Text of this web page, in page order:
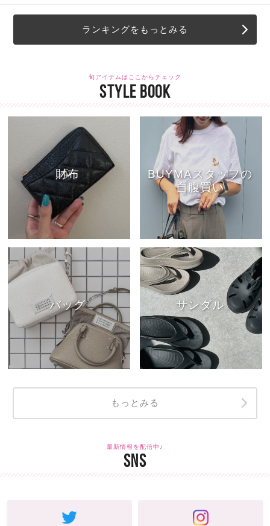
ランキングをもっとみる
旬アイテムはここからチェック
STYLE BOOK
財布
BUYMAスタッフの
自腹買い
バッグ サンダル
もっとみる
最新情報を配信中♪
SNS